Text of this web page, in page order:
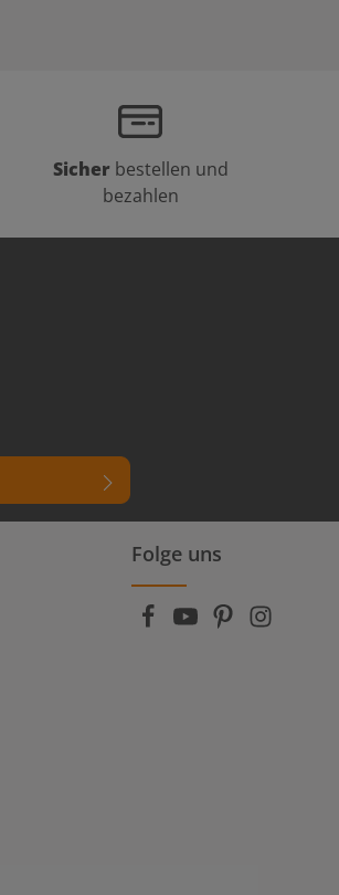
Sicher bestellen und
bezahlen
sind
Folge uns